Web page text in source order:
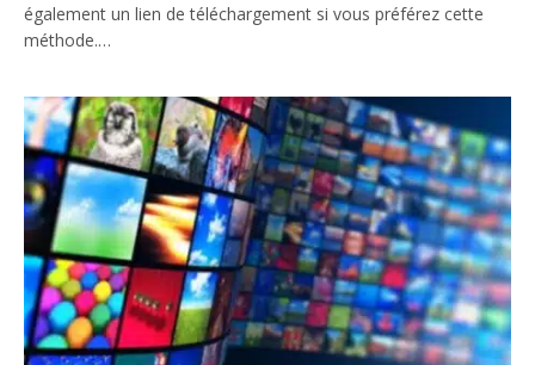
également un lien de téléchargement si vous préférez cette
méthode.…